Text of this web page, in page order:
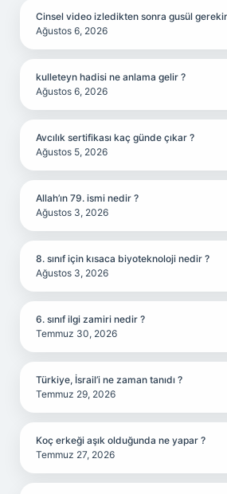
Cinsel video izledikten sonra gusül
Ağustos 6, 2026
kulleteyn hadisi ne anlama gelir ?
Ağustos 6, 2026
Avcılık sertifikası kaç günde çıkar ?
Ağustos 5, 2026
Allah’ın 79. ismi nedir ?
Ağustos 3, 2026
8. sınıf için kısaca biyoteknoloji nedir ?
Ağustos 3, 2026
6. sınıf ilgi zamiri nedir ?
Temmuz 30, 2026
Türkiye, İsrail’i ne zaman tanıdı ?
Temmuz 29, 2026
Koç erkeği aşık olduğunda ne yapar ?
Temmuz 27, 2026